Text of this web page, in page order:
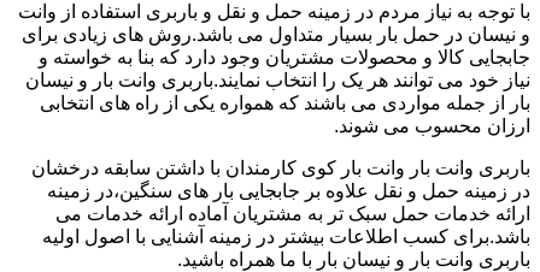
با توجه به نیاز مردم در زمینه حمل و نقل و باربری استفاده از وانت
و نیسان در حمل بار بسیار متداول می باشد.روش های زیادی برای
جابجایی کالا و محصولات مشتریان وجود دارد که بنا به خواسته و
نیاز خود می توانند هر یک را انتخاب نمایند.باربری وانت بار و نیسان
بار از جمله مواردی می باشند که همواره یکی از راه های انتخابی
ارزان محسوب می شوند.
باربری وانت بار وانت بار کوی کارمندان با داشتن سابقه درخشان
در زمینه حمل و نقل علاوه بر جابجایی بار های سنگین،در زمینه
ارائه خدمات حمل سبک تر به مشتریان آماده ارائه خدمات می
باشد.برای کسب اطلاعات بیشتر در زمینه آشنایی با اصول اولیه
باربری وانت بار و نیسان بار با ما همراه باشید.